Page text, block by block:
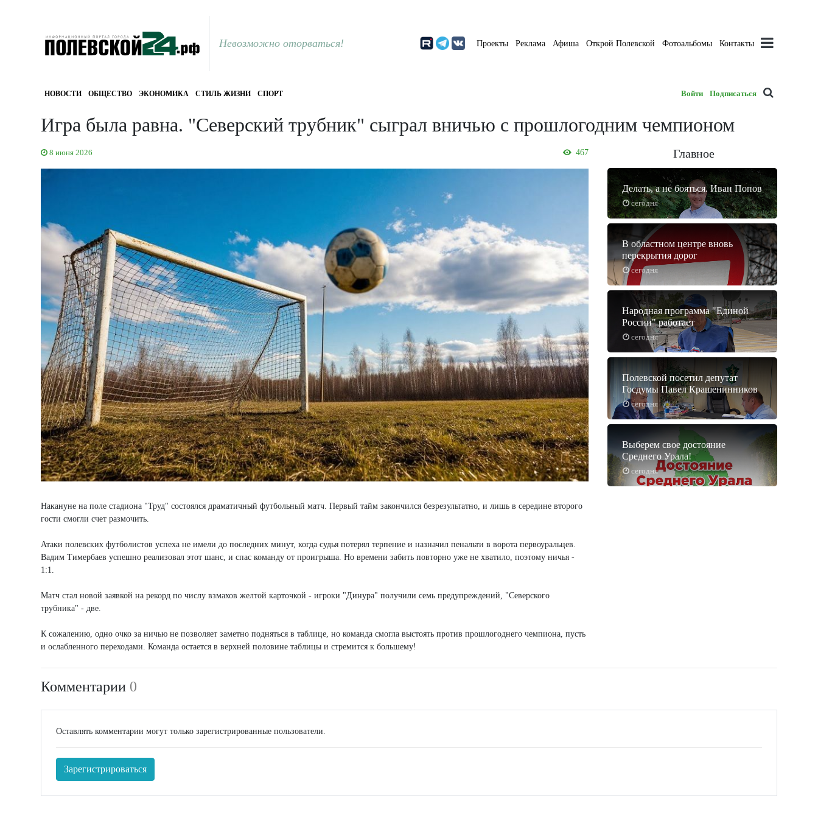
Невозможно оторваться! Проекты Реклама Афиша Открой Полевской Фотоальбомы Контакты
НОВОСТИ ОБЩЕСТВО ЭКОНОМИКА СТИЛЬ ЖИЗНИ СПОРТ Войти Подписаться
Игра была равна. "Северский трубник" сыграл вничью с прошлогодним чемпионом
8 июня 2026 467
Накануне на поле стадиона "Труд" состоялся драматичный футбольный матч. Первый тайм закончился безрезультатно, и лишь в середине второго
гости смогли счет размочить.
Атаки полевских футболистов успеха не имели до последних минут, когда судья потерял терпение и назначил пенальти в ворота первоуральцев.
Вадим Тимербаев успешно реализовал этот шанс, и спас команду от проигрыша. Но времени забить повторно уже не хватило, поэтому ничья -
1:1.
Матч стал новой заявкой на рекорд по числу взмахов желтой карточкой - игроки "Динура" получили семь предупреждений, "Северского
трубника" - две.
К сожалению, одно очко за ничью не позволяет заметно подняться в таблице, но команда смогла выстоять против прошлогоднего чемпиона, пусть
и ослабленного переходами. Команда остается в верхней половине таблицы и стремится к большему!
Главное
сегодня
Делать, а не бояться. Иван Попов
сегодня
В областном центре вновь
перекрытия дорог
сегодня
Народная программа "Единой
России" работает
сегодня
Полевской посетил депутат
Госдумы Павел Крашенинников
сегодня
Выберем свое достояние
Среднего Урала!
Комментарии 0
Оставлять комментарии могут только зарегистрированные пользователи.
Зарегистрироваться